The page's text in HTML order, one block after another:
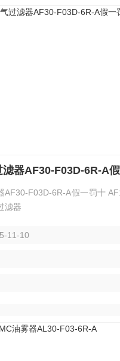
滤器AF30-F03D-6R-A
AF30-F03D-6R-A假一罚十
滤器
11-10